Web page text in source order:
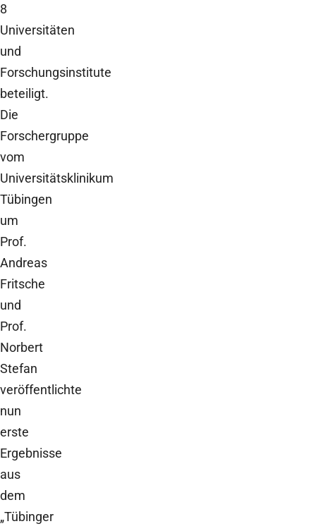
8
Universitäten
und
Forschungsinstitute
beteiligt.
Die
Forschergruppe
vom
Universitätsklinikum
Tübingen
um
Prof.
Andreas
Fritsche
und
Prof.
Norbert
Stefan
veröffentlichte
nun
erste
Ergebnisse
aus
dem
„Tübinger